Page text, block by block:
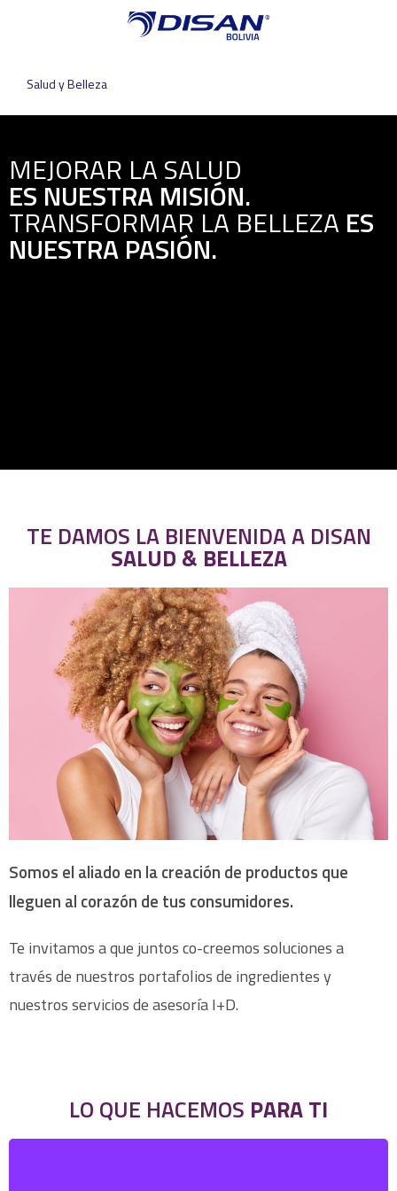
Salud y Belleza
MEJORAR LA SALUD
ES NUESTRA MISIÓN.
TRANSFORMAR LA BELLEZA ES
NUESTRA PASIÓN.
TE DAMOS LA BIENVENIDA A DISAN
SALUD & BELLEZA
Somos el aliado en la creación de productos que
lleguen al corazón de tus consumidores.
Te invitamos a que juntos co-creemos soluciones a
través de nuestros portafolios de ingredientes y
nuestros servicios de asesoría I+D.
LO QUE HACEMOS PARA TI